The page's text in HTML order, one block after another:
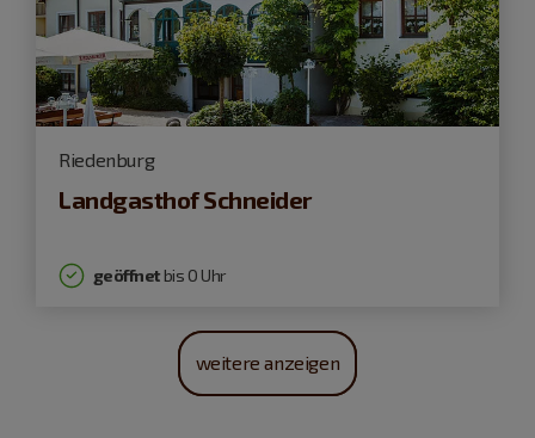
Riedenburg
Landgasthof Schneider
geöffnetbis 0 Uhr
weitere anzeigen